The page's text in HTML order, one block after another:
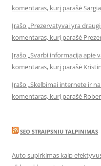
komentaras, kurį parašė
Įrašo „Prezervatyvai yra
komentaras, kurį parašė
Įrašo „Svarbi informacija apie
komentaras, kurį parašė
Įrašo „Skelbimai internete ir
komentaras, kurį parašė
SEO STRAIPSNIU TALPINIMAS
Auto supirkimas kaip